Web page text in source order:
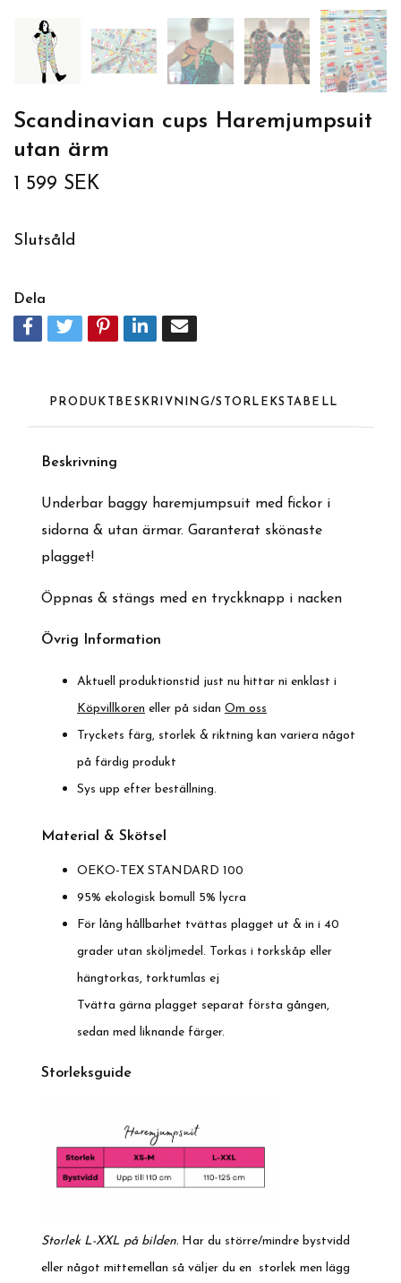
Scandinavian cups Haremjumpsuit
utan ärm
1 599 SEK
Slutsåld
Dela
PRODUKTBESKRIVNING/STORLEKSTABELL
Beskrivning
Underbar baggy haremjumpsuit med fickor i
sidorna & utan ärmar. Garanterat skönaste
plagget!
Öppnas & stängs med en tryckknapp i nacken
Övrig Information
Aktuell produktionstid just nu hittar ni enklast i
Köpvillkoren eller på sidan Om oss
Tryckets färg, storlek & riktning kan variera något
på färdig produkt
Sys upp efter beställning.
Material & Skötsel
OEKO-TEX STANDARD 100
95% ekologisk bomull 5% lycra
För lång hållbarhet tvättas plagget ut & in i 40
grader utan sköljmedel. Torkas i torkskåp eller
hängtorkas, torktumlas ej
Tvätta gärna plagget separat första gången,
sedan med liknande färger.
Storleksguide
Storlek L-XXL på bilden. Har du större/mindre bystvidd
eller något mittemellan så väljer du en storlek men lägg